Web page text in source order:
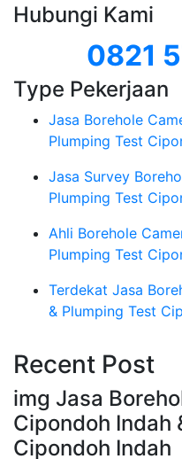
Hubungi Kami
0821
Type Pekerjaan
Jasa Borehole
Plumping Test
Jasa Survey
Plumping Test
Ahli Borehole
Plumping Test
Terdekat Jasa
& Plumping Test
Recent Post
img Jasa
Cipondoh Indah
Cipondoh Indah